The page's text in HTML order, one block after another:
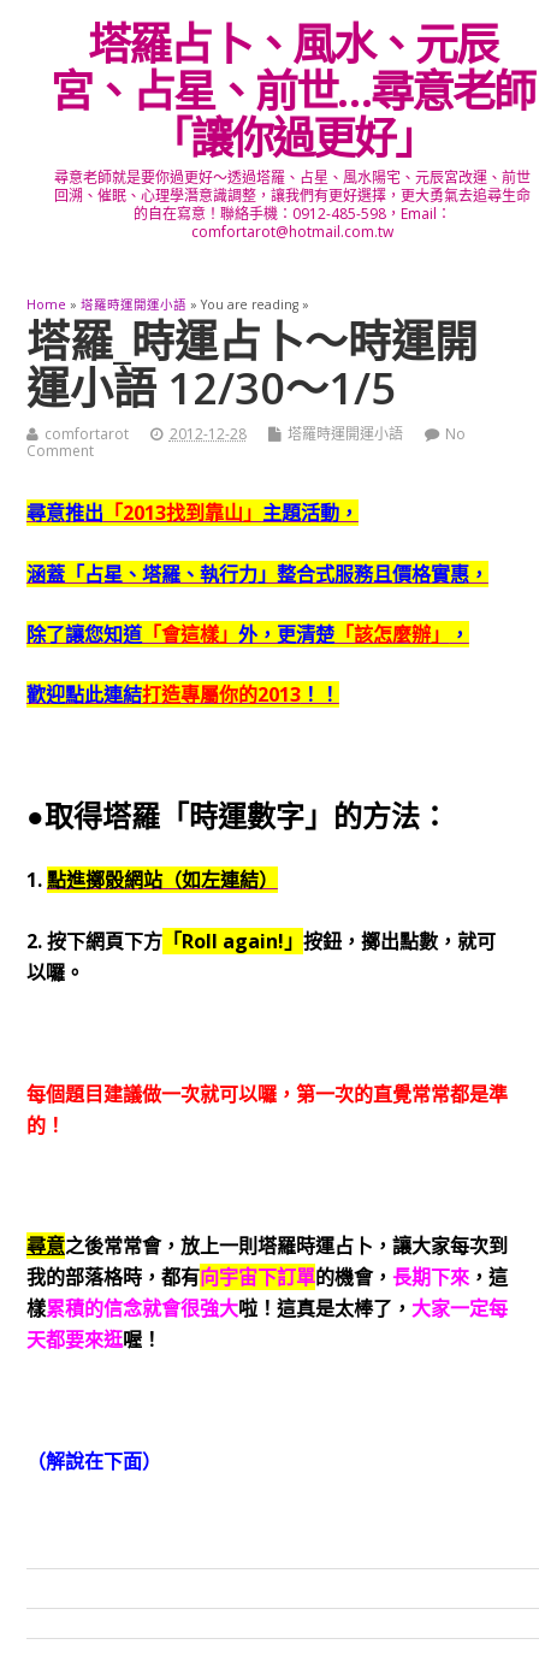
塔羅占卜、風水、元辰
宮、占星、前世…尋意老師
「讓你過更好」
尋意老師就是要你過更好～透過塔羅、占星、風水陽宅、元辰宮改運、前世
回溯、催眠、心理學潛意識調整，讓我們有更好選擇，更大勇氣去追尋生命
的自在寫意！聯絡手機：0912-485-598，Email：
comfortarot@hotmail.com.tw
Home » 塔羅時運開運小語 » You are reading »
塔羅_時運占卜～時運開
運小語 12/30～1/5
comfortarot 2012-12-28 塔羅時運開運小語
No
Comment
尋意推出 「2013找到靠山」 主題活動，
涵蓋「占星、塔羅、執行力」整合式服務且價格實惠，
除了讓您知道「會這樣」 外，更清楚「該怎麼辦」 ，
歡迎點此連結打造專屬你的2013！！
●取得塔羅「時運數字」的方法：
1.點進擲骰網站（如左連結）
2. 按下網頁下方「Roll again!」 按鈕，擲出點數，就可
以囉。
每個題目建議做一次就可以囉，第一次的直覺常常都是準
的！
尋意之後常常會，放上一則塔羅時運占卜，讓大家每次到
我的部落格時，都有向宇宙下訂單的機會， 長期下來，這
樣累積的信念就會很強大啦！這真是太棒了， 大家一定每
天都要來逛喔！
（解說在下面）